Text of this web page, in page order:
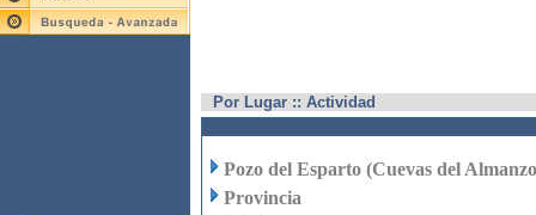
Por Lugar :: Actividad
Pozo del Esparto (Cuevas del
Provincia